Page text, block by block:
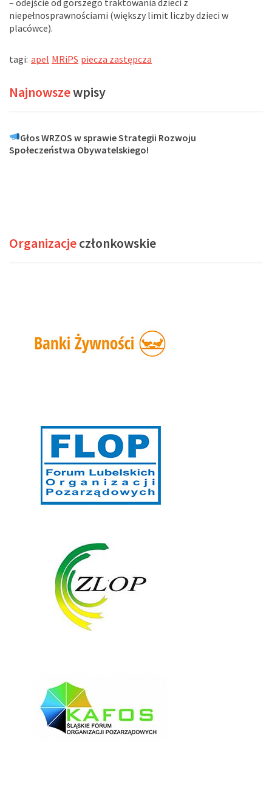
– odejście od gorszego traktowania dzieci z
niepełnosprawnościami (większy limit liczby dzieci w
placówce).
tagi: apel MRiPS piecza zastępcza
Najnowszewpisy
Głos WRZOS w sprawie Strategii Rozwoju
Społeczeństwa Obywatelskiego!
Organizacjeczłonkowskie